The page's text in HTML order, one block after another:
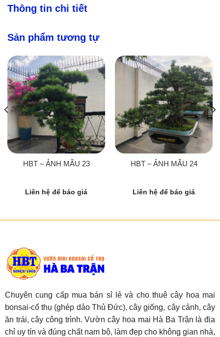
Thông tin chi tiết
Sản phẩm tương tự
HBT – ẢNH MẪU 23
Liên hệ để báo giá
HBT – ẢNH MẪU 24
Liên hệ để báo giá
Chuyên cung cấp mua bán sỉ lẻ và cho thuê cây hoa mai
bonsai-cổ thụ (ghép dảo Thủ Đức), cây giống, cây cảnh, cây
ăn trái, cây công trình. Vườn cây hoa mai Hà Ba Trận là địa
chỉ uy tín và đúng chất nam bộ, làm đẹp cho không gian nhà,